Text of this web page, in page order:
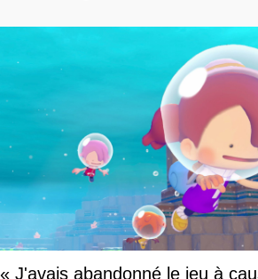
« J'avais abandonné le jeu à